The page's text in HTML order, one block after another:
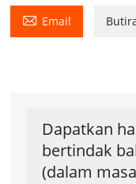
 Email
Dapatkan
bertindak
(dalam